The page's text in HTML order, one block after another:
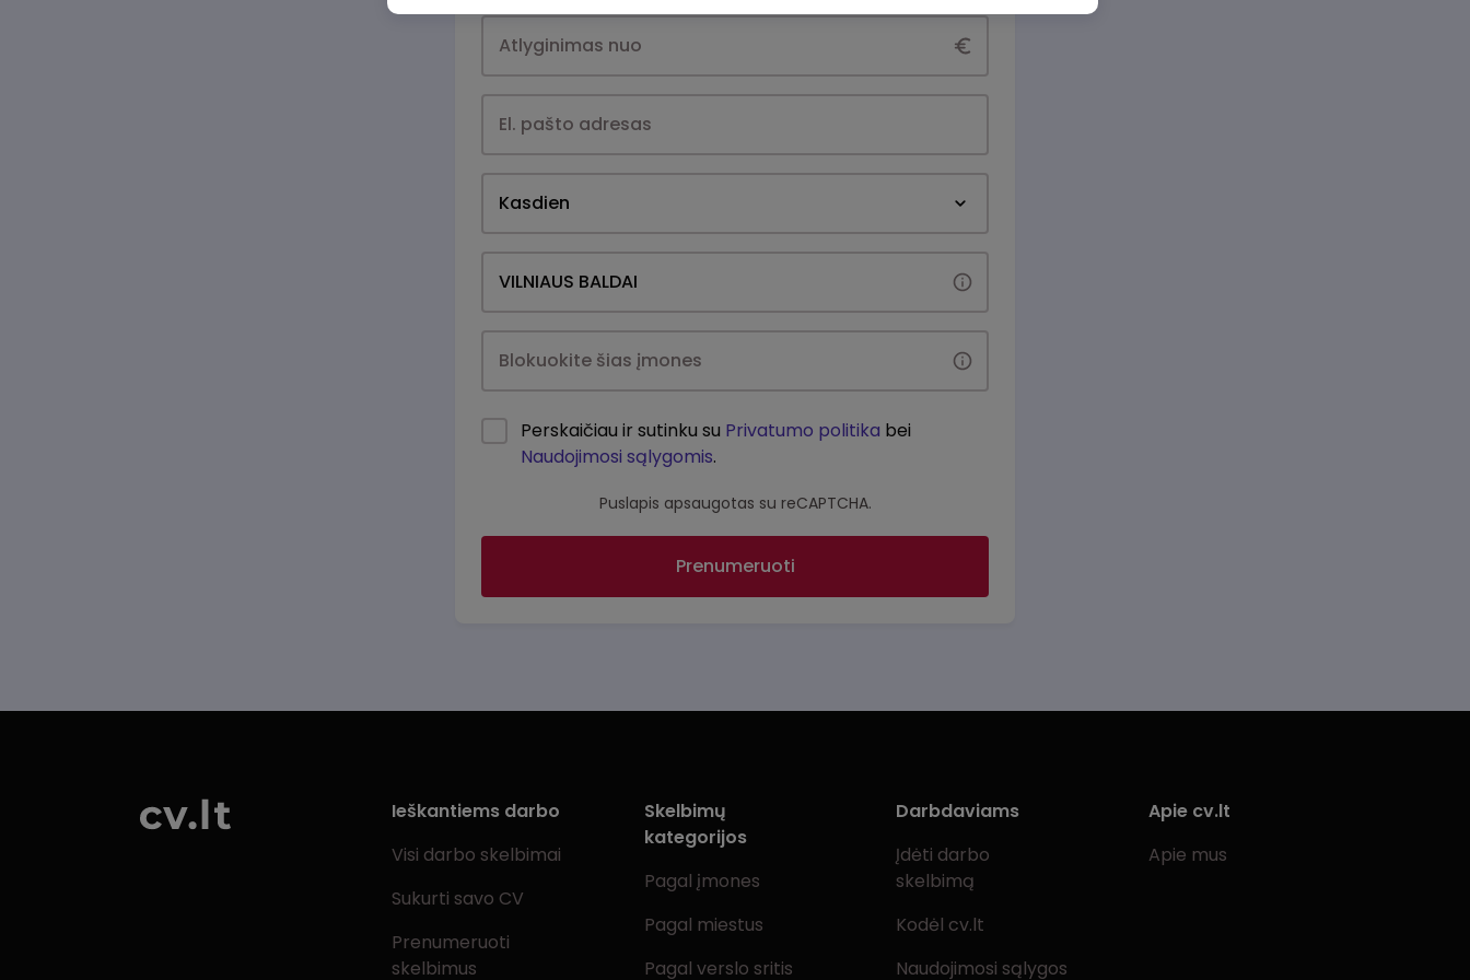
Kasdien
Perskaičiau ir sutinku su Privatumo politika bei
Naudojimosi sąlygomis.
Puslapis apsaugotas su reCAPTCHA.
Prenumeruoti
Ieškantiems darbo
Visi darbo skelbimai
Sukurti savo CV
Prenumeruoti
skelbimus
Skelbimų
kategorijos
Pagal įmones
Pagal miestus
Pagal verslo sritis
Darbdaviams
Įdėti darbo
skelbimą
Kodėl cv.lt
Naudojimosi sąlygos
Apie cv.lt
Apie mus